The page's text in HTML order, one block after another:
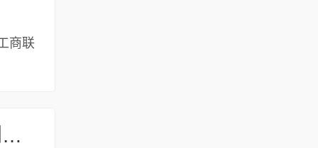
商联
河南省科学技术厅 河南省科学院 关于公布2025年省级科技研发计划联合基金项目验收结果的通知